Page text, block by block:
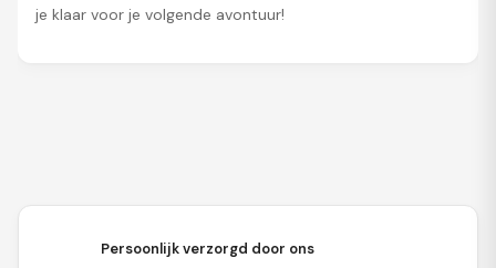
je klaar voor je volgende avontuur!
Persoonlijk verzorgd door ons